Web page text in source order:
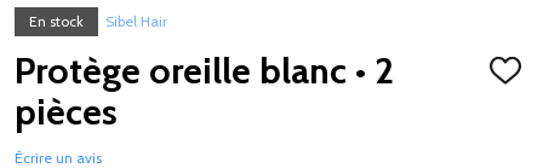
En stock Sibel Hair
Protège oreille blanc • 2
pièces
Écrire un avis